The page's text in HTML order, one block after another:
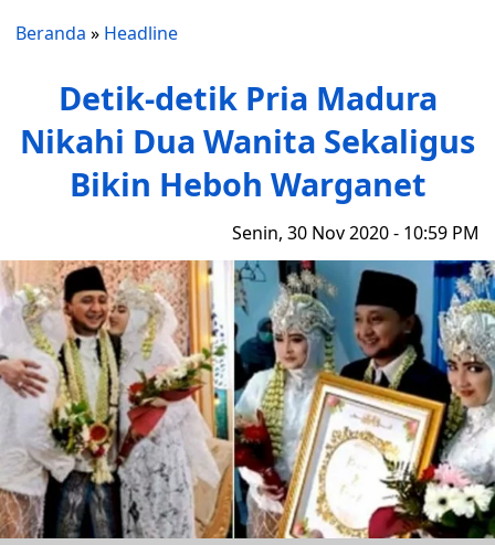
Beranda » Headline
Detik-detik Pria Madura
Nikahi Dua Wanita Sekaligus
Bikin Heboh Warganet
Senin, 30 Nov 2020 - 10:59 PM